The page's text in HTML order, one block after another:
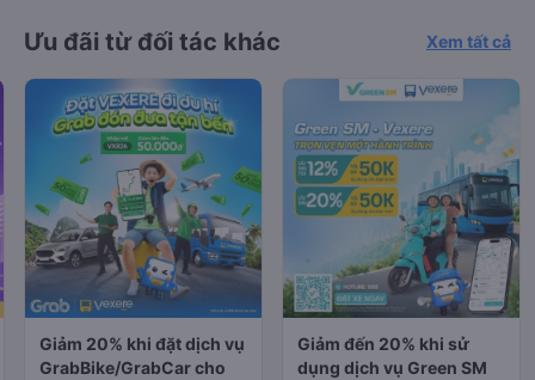
Ưu đãi từ đối tác khác Xem tất cả
Giảm 20% khi đặt dịch vụ
GrabBike/GrabCar cho
Giảm đến 20% khi sử
dụng dịch vụ Green SM